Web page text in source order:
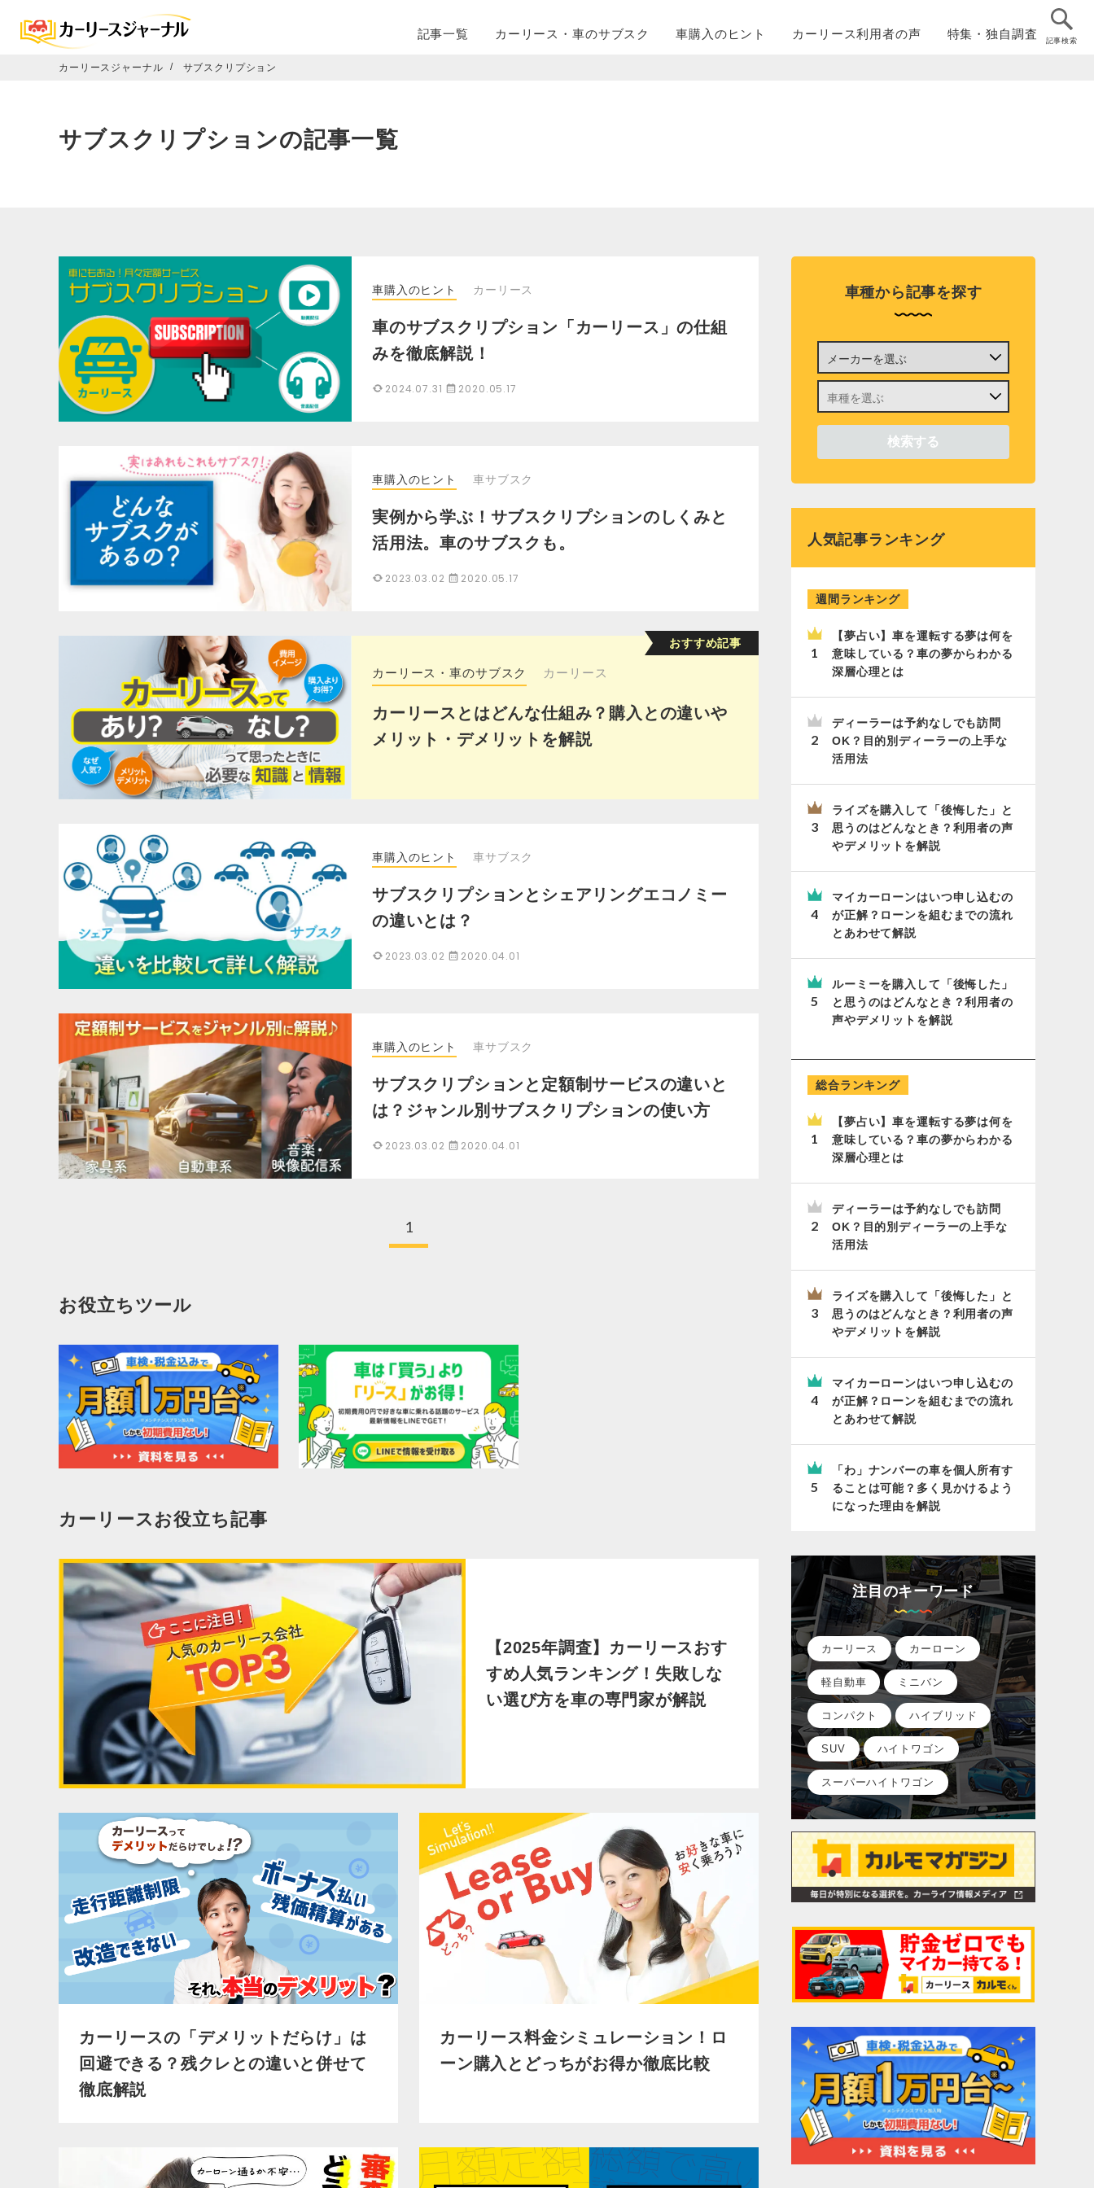
記事一覧 カーリース・車のサブスク 車購入の ヒント カーリース利用者の声 特集・独自調査 記事検索
カーリースジャーナル サブスクリプション
サブスクリプションの記事一覧
車購入のヒント カーリース
車のサブスクリプション「カーリース」の仕組
みを徹底解説！
2024.07.31 2020.05.17
車購入のヒント 車サブスク
実例から学ぶ！サブスクリプションのしくみと
活用法。車のサブスクも。
2023.03.02 2020.05.17
カーリース・車のサブスク カーリース
カーリースとはどんな仕組み？購入との違いや
メリット・デメリットを解説
車購入のヒント 車サブスク
サブスクリプションとシェアリングエコノミー
の違いとは？
2023.03.02 2020.04.01
車購入のヒント 車サブスク
サブスクリプションと定額制サービスの違いと
は？ジャンル別サブスクリプションの使い方
2023.03.02 2020.04.01
1
お役立ちツール
カーリースお役立ち記事
【2025年調査】カーリースおす
すめ人気ランキング！失敗しな
い選び方を車の専門家が解説
カーリースの「デメリットだらけ」は
回避できる？残クレとの違いと併せて
徹底解説
カーリース料金シミュレーション！ロ
ーン購入とどっちがお得か徹底比較
車種から記事を探す
人気記事ランキング
週間ランキング
【夢占い】車を運転する夢は何を
意味している？車の夢からわかる
深層心理とは
ディーラーは予約なしでも訪問
OK？目的別ディーラーの上手な
活用法
ライズを購入して「後悔した」と
思うのはどんなとき？利用者の声
やデメリットを解説
マイカーローンはいつ申し込むの
が正解？ローンを組むまでの流れ
とあわせて解説
ルーミーを購入して「後悔した」
と思うのはどんなとき？利用者の
声やデメリットを解説
総合ランキング
【夢占い】車を運転する夢は何を
意味している？車の夢からわかる
深層心理とは
ディーラーは予約なしでも訪問
OK？目的別ディーラーの上手な
活用法
ライズを購入して「後悔した」と
思うのはどんなとき？利用者の声
やデメリットを解説
マイカーローンはいつ申し込むの
が正解？ローンを組むまでの流れ
とあわせて解説
「わ」ナンバーの車を個人所有す
ることは可能？多く見かけるよう
になった理由を解説
注目のキーワード
カーリース カーローン
軽自動車 ミニバン
コンパクト ハイブリッド
SUV ハイトワゴン
スーパーハイトワゴン